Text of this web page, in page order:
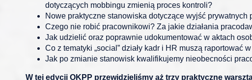
dotyczących mobbingu zmienią proces kontroli?
Nowe praktyczne stanowiska dotyczące wyjść
Czego nie robić pracownikowi? Za jakie działania
Jak udzielić oraz poprawnie udokumentować w aktach
Co z tematyki „social” działy kadr i HR muszą raportować
Jak po zmianie stanowisk kwalifikujemy nieobecności
W tej edycji OKPP przewidzieliśmy aż trzy praktyczne